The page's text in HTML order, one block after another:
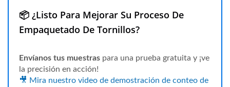
📦 ¿Listo Para Mejorar Su Proceso De
Empaquetado De Tornillos?
Envíanos tus muestras para una prueba gratuita y ¡ve
la precisión en acción!
🎥 Mira nuestro video de demostración de conteo de